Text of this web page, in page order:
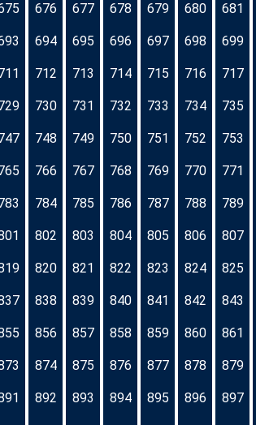
676 677 678 679 680 681
694 695 696 697 698 699
712 713 714 715 716 717
730 731 732 733 734 735
748 749 750 751 752 753
766 767 768 769 770 771
784 785 786 787 788 789
802 803 804 805 806 807
820 821 822 823 824 825
838 839 840 841 842 843
856 857 858 859 860 861
874 875 876 877 878 879
892 893 894 895 896 897